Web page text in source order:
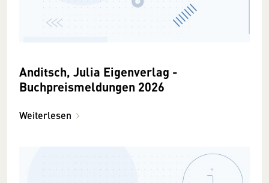
Anditsch, Julia Eigenverlag -
Buchpreismeldungen 2026
Weiterlesen